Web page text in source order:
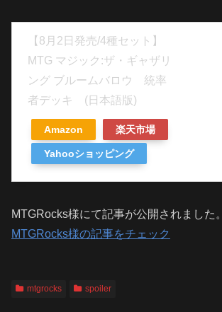
【8月2日発売/4種セット】
MTG マジック:ザ・ギャザリ
ング ブルームバロウ 統率
者デッキ (日本語版)
Amazon 楽天市場
Yahooショッピング
MTGRocks様にて記事が公開されました。
MTGRocks様の記事をチェック
mtgrocks spoiler